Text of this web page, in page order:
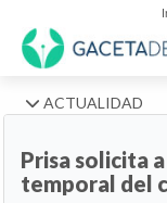
ACTUALIDAD
Prisa solicita
temporal del